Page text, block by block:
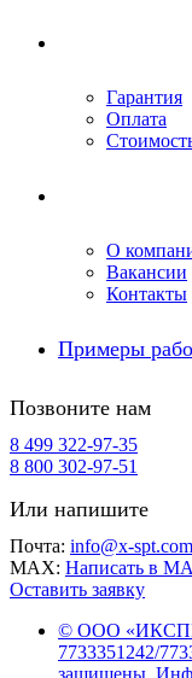
Гарантия
Оплата
О
Вакансии
Контакты
Примеры
Позвоните нам
8 499 322-97-35
8 800 302-97-51
Или напишите
Почта: info@x-spt.com
MAX: Написать в
Оставить заявку
© ООО
7733351242/
защищены.